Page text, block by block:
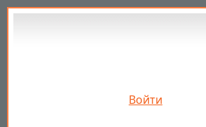
Перейти к основному содержанию
Войти